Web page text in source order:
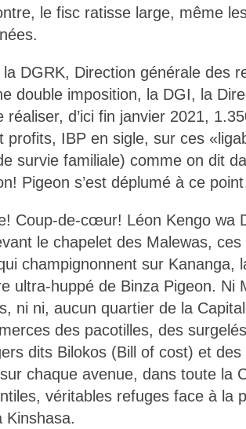
le fisc ratisse large, même
DGRK, Direction générale des
double imposition, la DGI, la
d’ici fin janvier 2021,
profits, IBP en sigle, sur ces
survie familiale) comme on dit
Pigeon s’est déplumé à ce
Coup-de-cœur! Léon Kengo wa
le chapelet des Malewas,
champignonnent sur Kananga,
ultra-huppé de Binza Pigeon. Ni
ni ni, aucun quartier de la
des pacotilles, des
dits Bilokos (Bill of cost) et
chaque avenue, dans toute la
véritables refuges face à la
Kinshasa.